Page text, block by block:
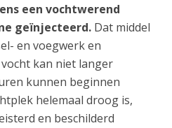
een vochtwerend
geïnjecteerd. Dat middel
en voegwerk en
kan niet langer
kunnen beginnen
helemaal droog is,
en beschilderd